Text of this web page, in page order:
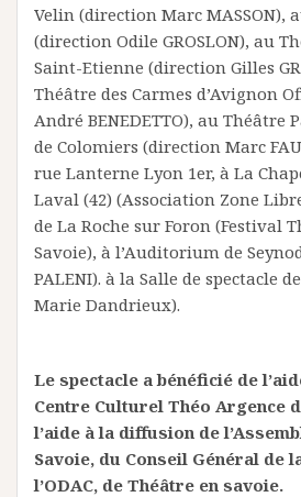
Velin (direction Marc MASSON),
(direction Odile GROSLON), au
Saint-Etienne (direction Gilles
Théâtre des Carmes d’Avignon
André BENEDETTO), au Théâtre
de Colomiers (direction Marc
rue Lanterne Lyon 1er, à La
Laval (42) (Association Zone
de La Roche sur Foron (Festival
Savoie), à l’Auditorium de
PALENI). à la Salle de spectacle
Marie Dandrieux).
Le spectacle a bénéficié de
Centre Culturel Théo Argence
l’aide à la diffusion de
Savoie, du Conseil Général de
l’ODAC, de Théâtre en savoie.